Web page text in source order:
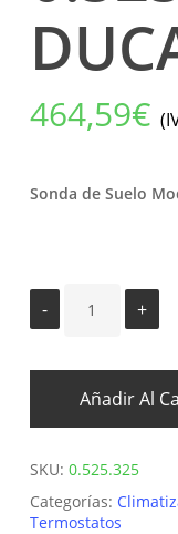
464,59€
Sonda de Suelo
Añadir Al
SKU: 0.525.325
Categorías:
Termostatos